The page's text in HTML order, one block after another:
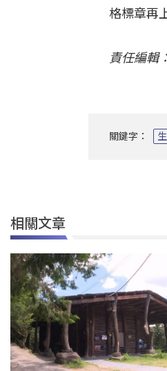
格標章再
責任編輯
關鍵字：
相關文章